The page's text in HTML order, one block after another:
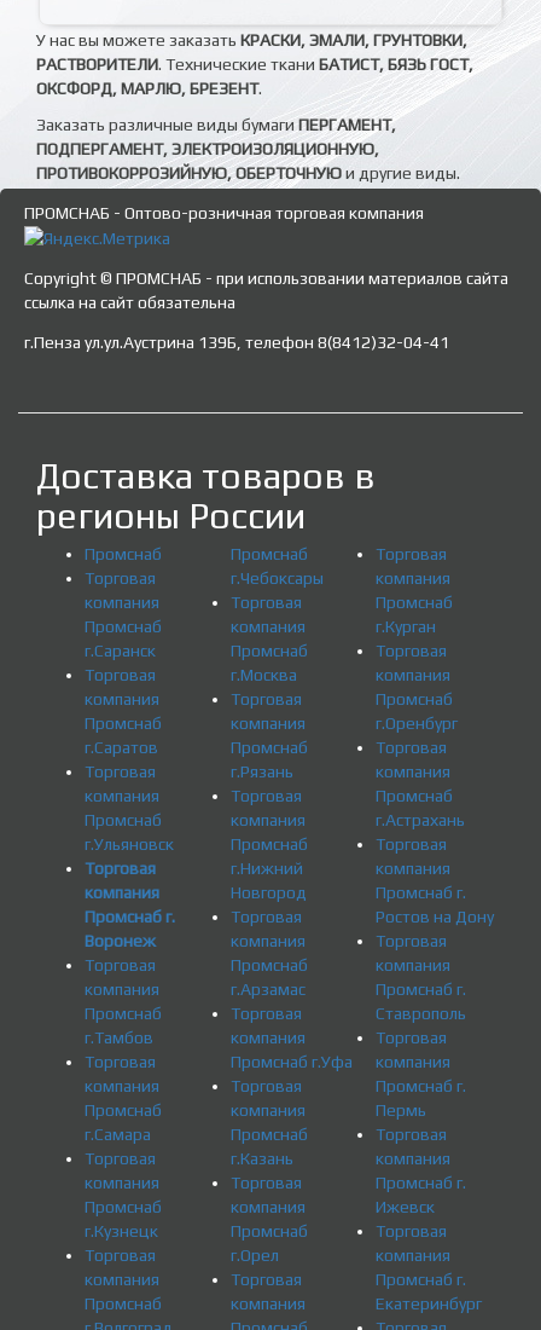
У нас вы можете заказать КРАСКИ, ЭМАЛИ, ГРУНТОВКИ,
РАСТВОРИТЕЛИ. Технические ткани БАТИСТ, БЯЗЬ ГОСТ,
ОКСФОРД, МАРЛЮ, БРЕЗЕНТ.
Заказать различные виды бумагиПЕРГАМЕНТ,
ПОДПЕРГАМЕНТ, ЭЛЕКТРОИЗОЛЯЦИОННУЮ,
ПРОТИВОКОРРОЗИЙНУЮ, ОБЕРТОЧНУЮи другие виды.
ПРОМСНАБ - Оптово-розничная торговая компания
Copyright © ПРОМСНАБ - при использовании материалов сайта
ссылка на сайт обязательна
г.Пенза ул.ул.Аустрина 139Б, телефон 8(8412)32-04-41
Доставка товаров в
регионы России
Промснаб
Торговая
компания
Промснаб
г.Саранск
Торговая
компания
Промснаб
г.Саратов
Торговая
компания
Промснаб
г.Ульяновск
Торговая
компания
Промснаб г.
Воронеж
Торговая
компания
Промснаб
г.Тамбов
Торговая
компания
Промснаб
г.Самара
Торговая
компания
Промснаб
г.Кузнецк
Торговая
компания
Промснаб
Промснаб
г.Чебоксары
Торговая
компания
Промснаб
г.Москва
Торговая
компания
Промснаб
г.Рязань
Торговая
компания
Промснаб
г.Нижний
Новгород
Торговая
компания
Промснаб
г.Арзамас
Торговая
компания
Промснаб г.Уфа
Торговая
компания
Промснаб
г.Казань
Торговая
компания
Промснаб
г.Орел
Торговая
компания
Торговая
компания
Промснаб
г.Курган
Торговая
компания
Промснаб
г.Оренбург
Торговая
компания
Промснаб
г.Астрахань
Торговая
компания
Промснаб г.
Ростов на Дону
Торговая
компания
Промснаб г.
Ставрополь
Торговая
компания
Промснаб г.
Пермь
Торговая
компания
Промснаб г.
Ижевск
Торговая
компания
Промснаб г.
Екатеринбург